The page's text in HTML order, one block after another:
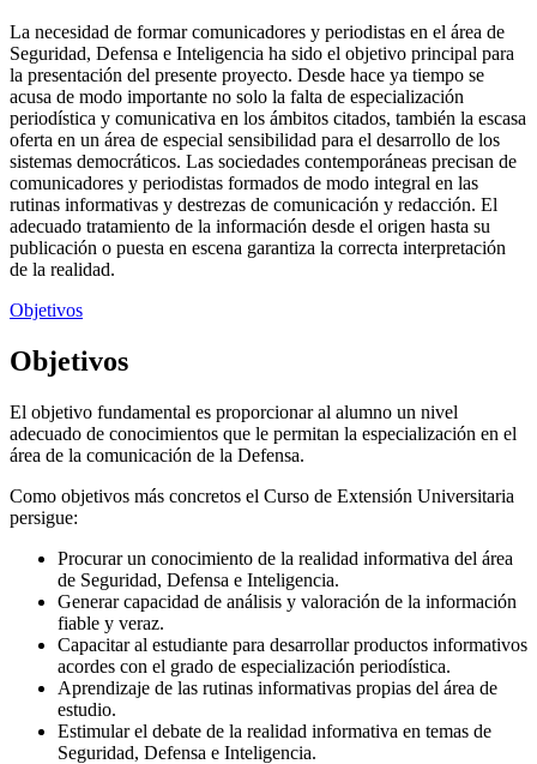
La necesidad de formar comunicadores y periodistas en el área de
Seguridad, Defensa e Inteligencia ha sido el objetivo principal para
la presentación del presente proyecto. Desde hace ya tiempo se
acusa de modo importante no solo la falta de especialización
periodística y comunicativa en los ámbitos citados, también la escasa
oferta en un área de especial sensibilidad para el desarrollo de los
sistemas democráticos. Las sociedades contemporáneas precisan de
comunicadores y periodistas formados de modo integral en las
rutinas informativas y destrezas de comunicación y redacción. El
adecuado tratamiento de la información desde el origen hasta su
publicación o puesta en escena garantiza la correcta interpretación
de la realidad.
Objetivos
Objetivos
El objetivo fundamental es proporcionar al alumno un nivel
adecuado de conocimientos que le permitan la especialización en el
área de la comunicación de la Defensa.
Como objetivos más concretos el Curso de Extensión Universitaria
persigue:
Procurar un conocimiento de la realidad informativa del área
de Seguridad, Defensa e Inteligencia.
Generar capacidad de análisis y valoración de la información
fiable y veraz.
Capacitar al estudiante para desarrollar productos informativos
acordes con el grado de especialización periodística.
Aprendizaje de las rutinas informativas propias del área de
estudio.
Estimular el debate de la realidad informativa en temas de
Seguridad, Defensa e Inteligencia.